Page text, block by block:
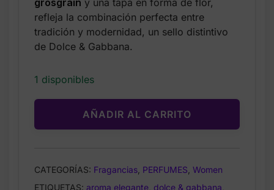
$114.00. $59.99.
grosgrain y una tapa en forma de flor,
refleja la combinación perfecta entre
tradición y modernidad, un sello distintivo
de Dolce & Gabbana.
1 disponibles
AÑADIR AL CARRITO
CATEGORÍAS: Fragancias PERFUMES Women
ETIQUETAS: aroma elegante dolce & gabbana